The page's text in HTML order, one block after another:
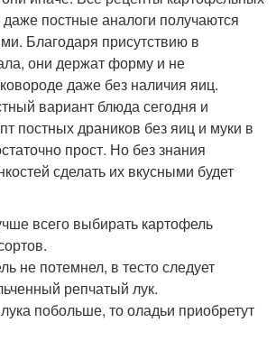
постные аналоги получаются
Благодаря присутствию в
они держат форму и не
даже без наличия яиц.
вариант блюда сегодня и
постных драников без яиц и муки в
прост. Но без знания
сделать их вкусными будет
всего выбирать картофель
не потемнел, в тесто следует
репчатый лук.
побольше, то оладьи приобретут